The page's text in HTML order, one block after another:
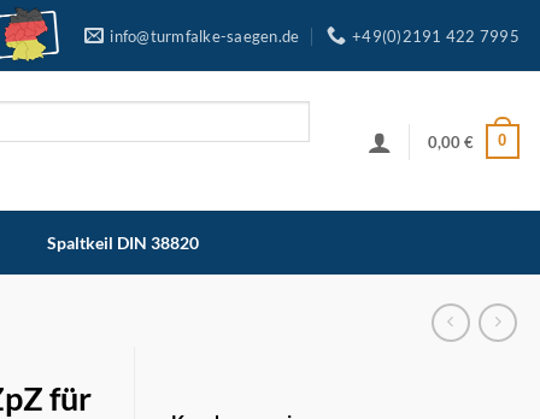
info@turmfalke-saegen.de +49(0)2191 422 7995
0,00€ 0
Spaltkeil DIN 38820
für